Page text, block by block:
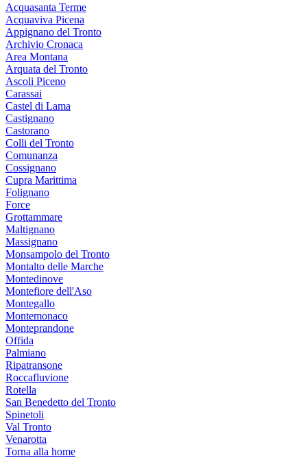
Acquasanta Terme
Acquaviva Picena
Appignano del Tronto
Archivio Cronaca
Area Montana
Arquata del Tronto
Ascoli Piceno
Carassai
Castel di Lama
Castignano
Castorano
Colli del Tronto
Comunanza
Cossignano
Cupra Marittima
Folignano
Force
Grottammare
Maltignano
Massignano
Monsampolo del Tronto
Montalto delle Marche
Montedinove
Montefiore dell'Aso
Montegallo
Montemonaco
Monteprandone
Offida
Palmiano
Ripatransone
Roccafluvione
Rotella
San Benedetto del Tronto
Spinetoli
Val Tronto
Venarotta
Torna alla home